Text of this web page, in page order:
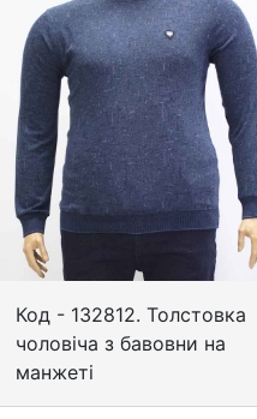
Код - 132812. Толстовка
чоловіча з бавовни на
манжеті